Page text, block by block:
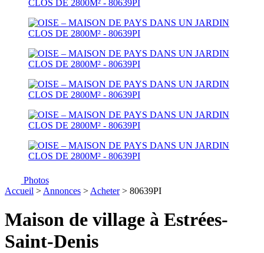
Photos
Accueil > Annonces > Acheter> 80639PI
Maison de village à Estrées-
Saint-Denis